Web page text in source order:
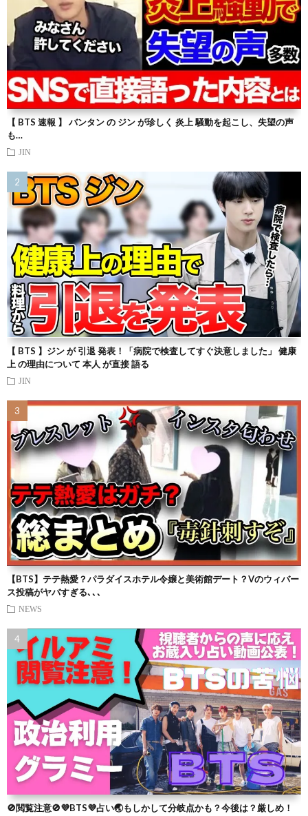
【 BTS 速報 】 バンタン の ジン が珍しく 炎上 騒動を起こし、失望の声
も…
JIN
【 BTS 】ジン が 引退 発表！「病院で検査してすぐ決意しました」 健康
上 の理由について 本人 が直接 語る
JIN
【BTS】テテ熱愛？パラダイスホテル令嬢と美術館デート？Vのウィバー
ス投稿がヤバすぎる､､､
NEWS
🚫閲覧注意🚫💜BTS💜占い🌏もしかして分岐点かも？今後は？厳しめ！